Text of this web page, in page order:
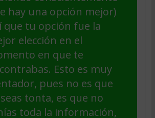
hay una opción mejor)
que tu opción fue la
elección en el
en que te
Esto es muy
pues no es que
tonta, es que no
toda la información,